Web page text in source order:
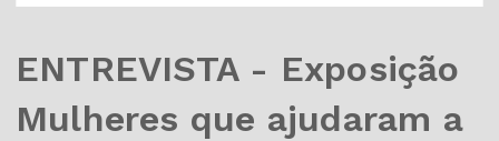
ENTREVISTA - Exposição
Mulheres que ajudaram a